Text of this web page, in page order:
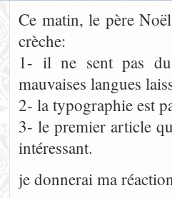
Ce matin, le père
crèche:
1- il ne sent pas du
mauvaises langues
2- la typographie est
3- le premier article
intéressant.
je donnerai ma